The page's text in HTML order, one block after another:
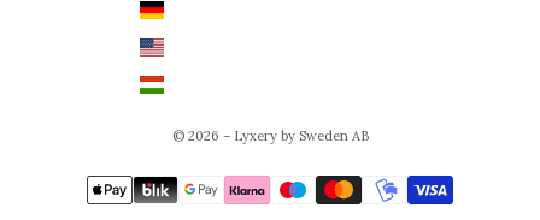
Deutschland (EUR €)
USA (USD $)
Ungarn (HUF Ft)
© 2026 – Lyxery by Sweden AB